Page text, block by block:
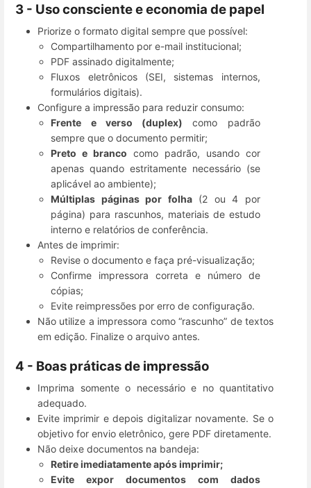
3 - Uso consciente e economia de papel
Priorize o formato digital sempre que possível:
Compartilhamento por e-mail institucional;
PDF assinado digitalmente;
Fluxos eletrônicos (SEI, sistemas internos,
formulários digitais).
Configure a impressão para reduzir consumo:
Frente e verso (duplex) como padrão
sempre que o documento permitir;
Preto e branco como padrão, usando cor
apenas quando estritamente necessário (se
aplicável ao ambiente);
Múltiplas páginas por folha(2 ou 4 por
página) para rascunhos, materiais de estudo
interno e relatórios de conferência.
Antes de imprimir:
Revise o documento e faça pré-visualização;
Confirme impressora correta e número de
cópias;
Evite reimpressões por erro de configuração.
Não utilize a impressora como “rascunho” de textos
em edição. Finalize o arquivo antes.
4 - Boas práticas de impressão
Imprima somente o necessário e no quantitativo
adequado.
Evite imprimir e depois digitalizar novamente. Se o
objetivo for envio eletrônico, gere PDF diretamente.
Não deixe documentos na bandeja:
Retire imediatamente após imprimir;
Evite expor documentos com dados